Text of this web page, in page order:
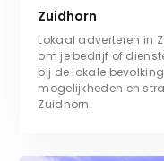
Zuidhorn
Lokaal adverteren in
om je bedrijf of
bij de lokale
mogelijkheden en
Zuidhorn.